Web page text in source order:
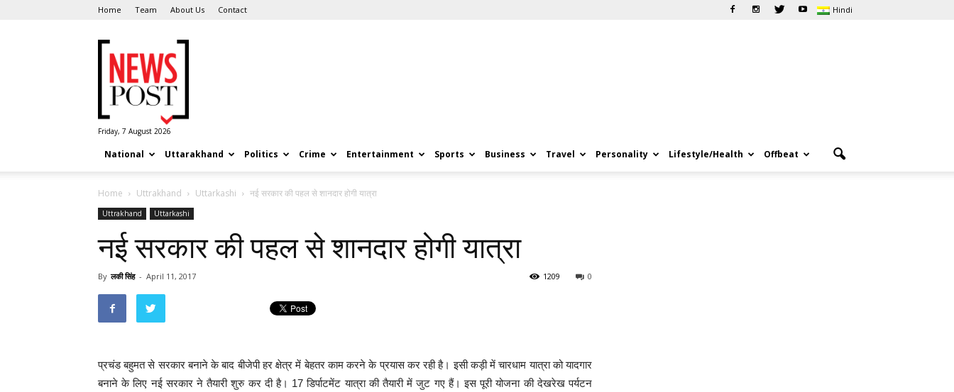
Home Team About Us Contact Hindi
Post
Friday, 7 August 2026
National Uttarakhand Politics Crime Entertainment Sports Business Travel Personality Lifestyle/Health Offbeat
Home Uttrakhand Uttarkashi नई सरकार की पहल से शानदार होगी यात्रा
Uttrakhand Uttarkashi
नई सरकार की पहल से शानदार होगी यात्रा
By लकी सिंह - April 11, 2017 0
1209
प्रचंड बहुमत से सरकार बनाने के बाद बीजेपी हर क्षेत्र में बेहतर काम करने के प्रयास कर रही है। इसी कड़ी में चारधाम यात्रा को यादगार
बनाने के लिए नई सरकार ने तैयारी शुरु कर दी है। 17 डिर्पाटमेंट यात्रा की तैयारी में जुट गए हैं। इस पूरी योजना की देखरेख पर्यटन